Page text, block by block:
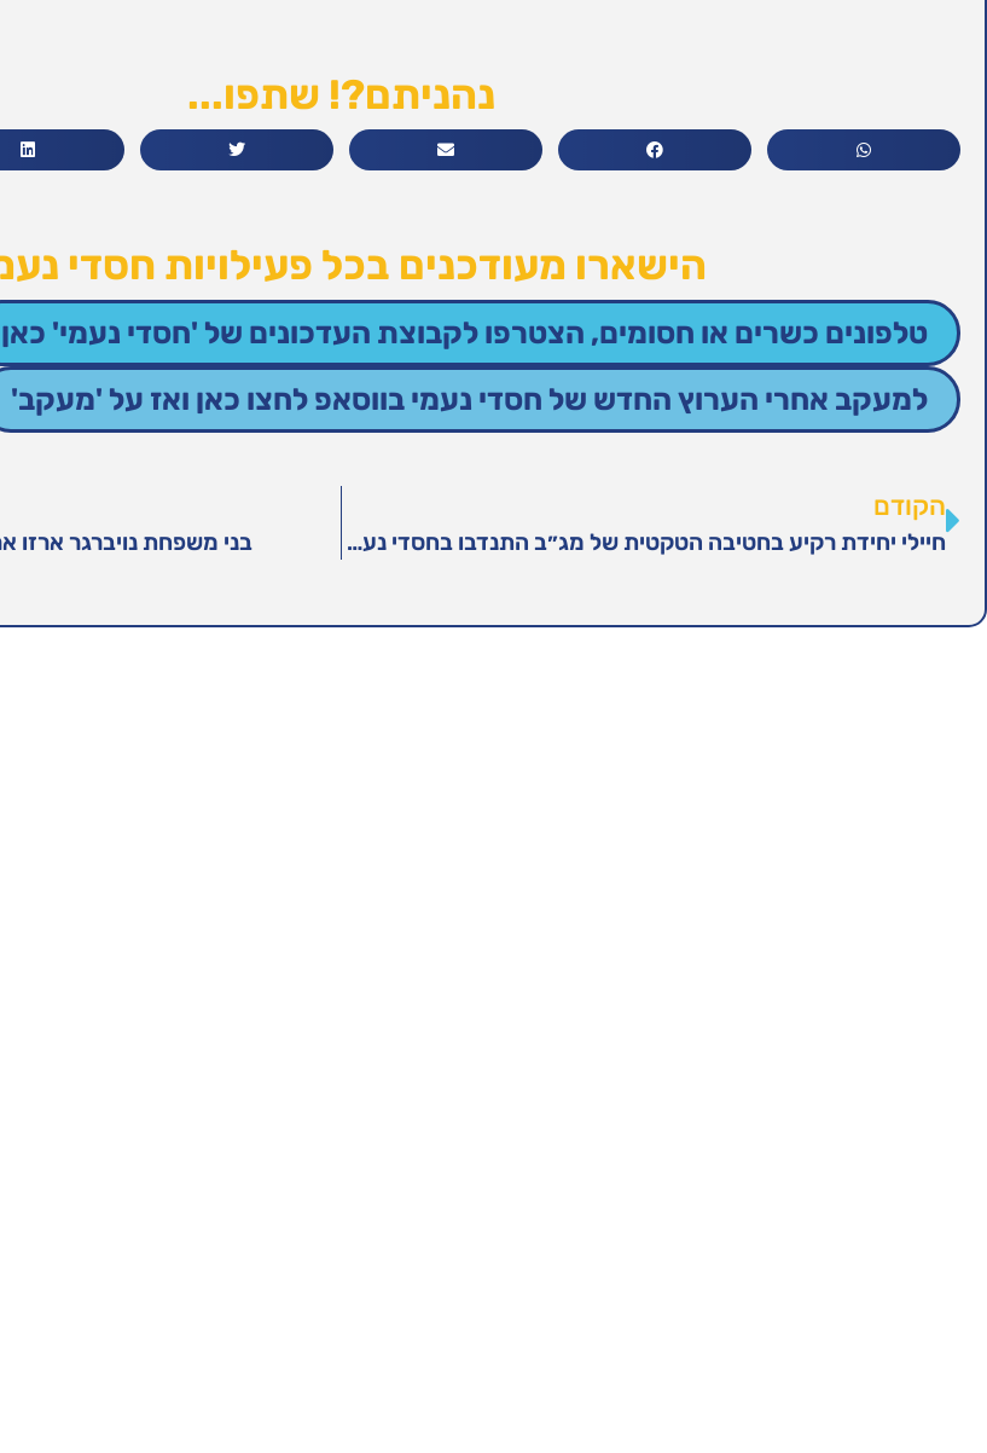
נהניתם?! שתפו...
הישארו מעודכנים בכל פעילויות חסדי
טלפונים כשרים או חסומים, הצטרפו לקבוצת העדכונים של 'חסדי נעמי' כאן
למעקב אחרי הערוץ החדש של חסדי נעמי בווסאפ לחצו כאן ואז על 'מעקב'
הקודם
חיילי יחידת רקיע בחטיבה הטקטית של מג״ב התנדבו בחסדי נעמי בני משפחת נויברגר ארזו